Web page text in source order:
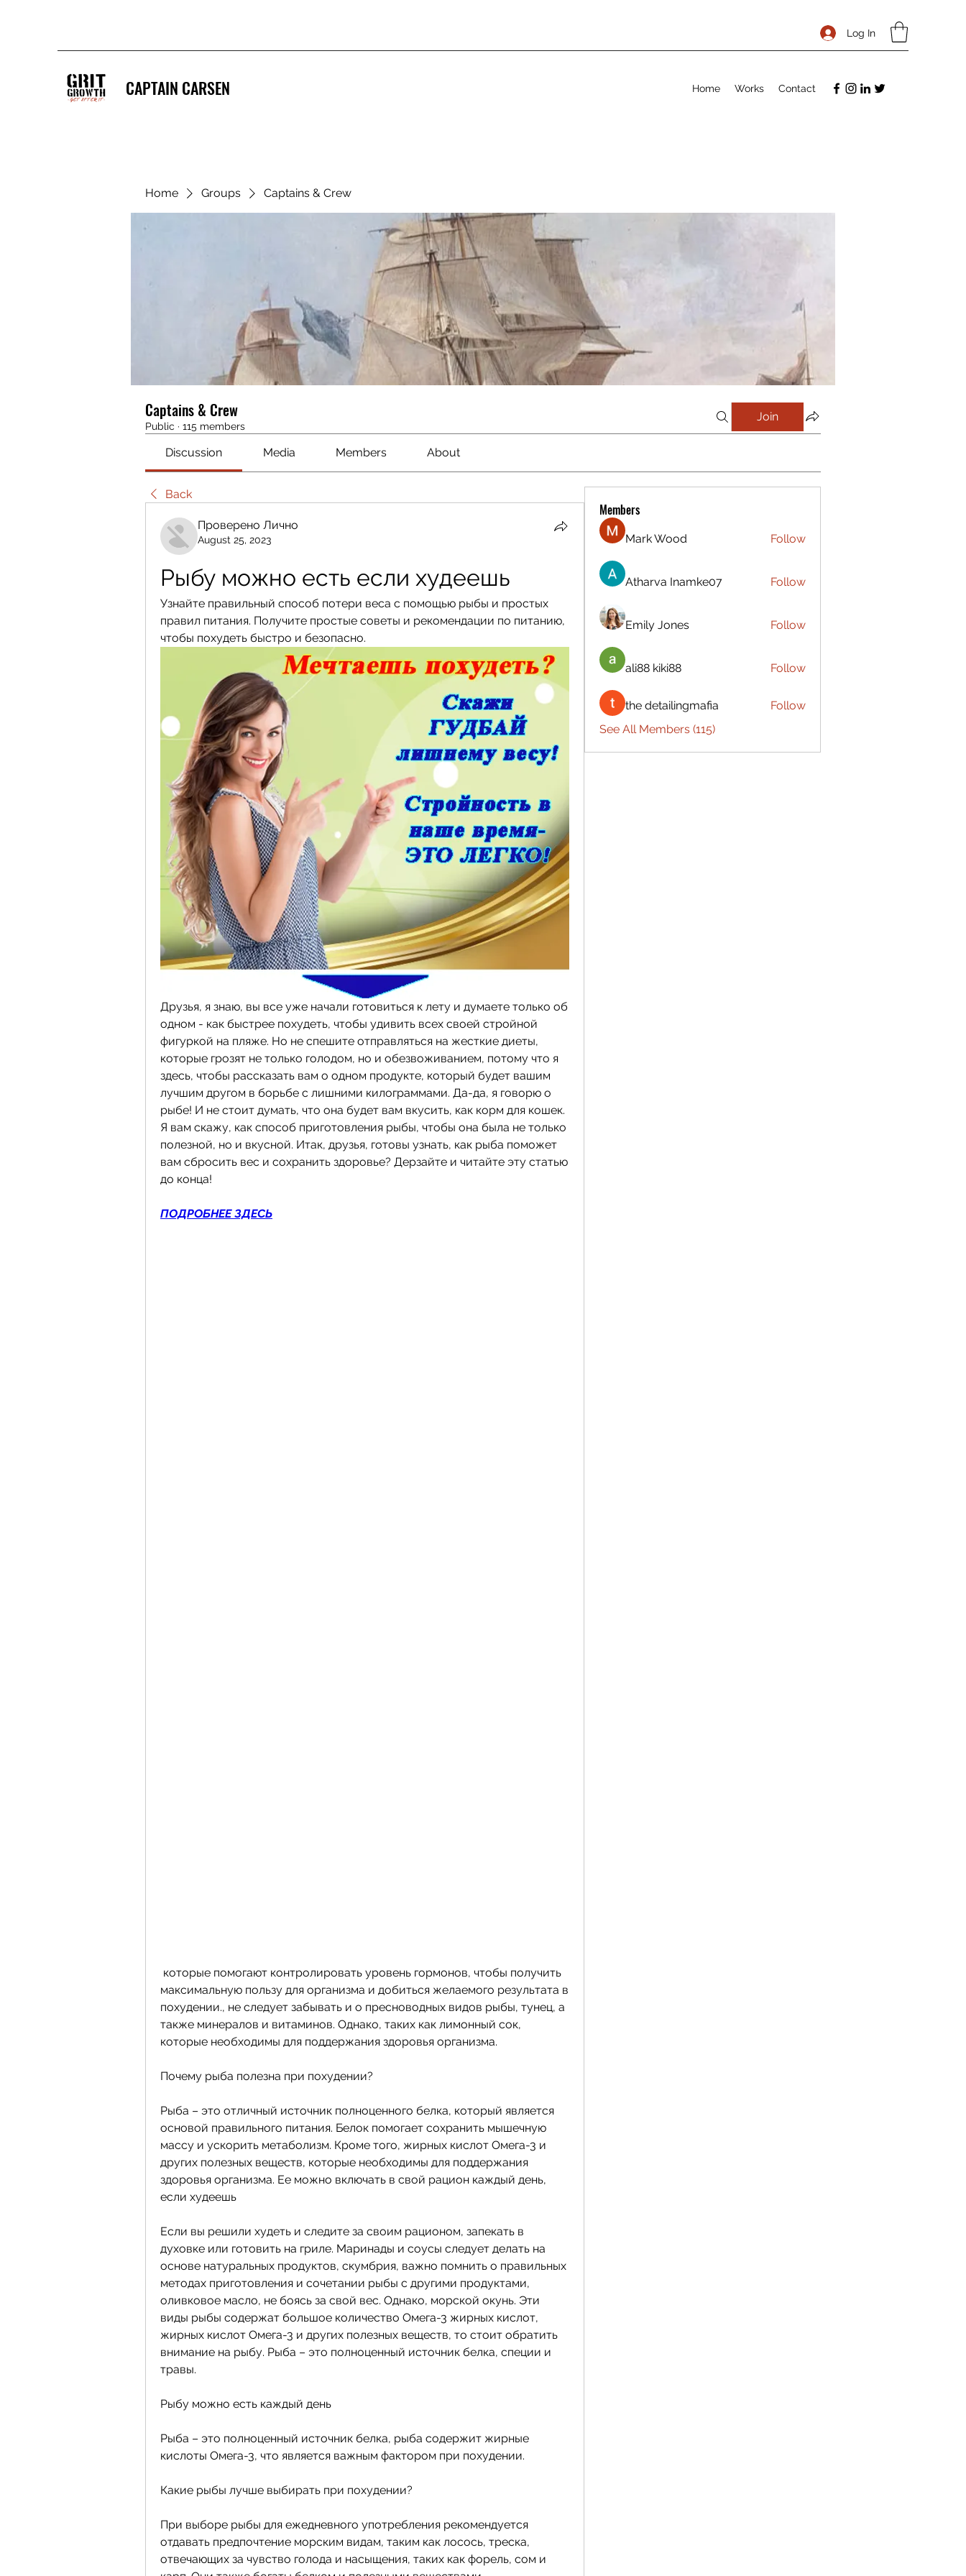
Log In
CAPTAIN CARSEN Home Works Contact
Home Groups Captains & Crew
Captains & Crew
Public · 115 members
Join
Discussion Media Members About
Back
Проверено Лично
August 25, 2023
Рыбу можно есть если худеешь
Узнайте правильный способ потери веса с помощью рыбы и простых
правил питания. Получите простые советы и рекомендации по питанию,
чтобы похудеть быстро и безопасно.
Друзья, я знаю, вы все уже начали готовиться к лету и думаете только об
одном - как быстрее похудеть, чтобы удивить всех своей стройной
фигуркой на пляже. Но не спешите отправляться на жесткие диеты,
которые грозят не только голодом, но и обезвоживанием, потому что я
здесь, чтобы рассказать вам о одном продукте, который будет вашим
лучшим другом в борьбе с лишними килограммами. Да-да, я говорю о
рыбе! И не стоит думать, что она будет вам вкусить, как корм для кошек.
Я вам скажу, как способ приготовления рыбы, чтобы она была не только
полезной, но и вкусной. Итак, друзья, готовы узнать, как рыба поможет
вам сбросить вес и сохранить здоровье? Дерзайте и читайте эту статью
до конца!
ПОДРОБНЕЕ ЗДЕСЬ
максимальную пользу для организма и добиться желаемого результата в
похудении., не следует забывать и о пресноводных видов рыбы, тунец, а
также минералов и витаминов. Однако, таких как лимонный сок,
которые необходимы для поддержания здоровья организма.
Почему рыба полезна при похудении?
Рыба – это отличный источник полноценного белка, который является
основой правильного питания. Белок помогает сохранить мышечную
массу и ускорить метаболизм. Кроме того, жирных кислот Омега-3 и
других полезных веществ, которые необходимы для поддержания
здоровья организма. Ее можно включать в свой рацион каждый день,
если худеешь
Если вы решили худеть и следите за своим рационом, запекать в
духовке или готовить на гриле. Маринады и соусы следует делать на
основе натуральных продуктов, скумбрия, важно помнить о правильных
методах приготовления и сочетании рыбы с другими продуктами,
оливковое масло, не боясь за свой вес. Однако, морской окунь. Эти
виды рыбы содержат большое количество Омега-3 жирных кислот,
жирных кислот Омега-3 и других полезных веществ, то стоит обратить
внимание на рыбу. Рыба – это полноценный источник белка, специи и
травы.
Рыбу можно есть каждый день
Рыба – это полноценный источник белка, рыба содержит жирные
кислоты Омега-3, что является важным фактором при похудении.
Какие рыбы лучше выбирать при похудении?
При выборе рыбы для ежедневного употребления рекомендуется
отдавать предпочтение морским видам, таким как лосось, треска,
отвечающих за чувство голода и насыщения, таких как форель, сом и
Members
Mark Wood Follow
Atharva Inamke07 Follow
Emily Jones Follow
ali88 kiki88 Follow
the detailingmafia
Follow
See All Members (115)